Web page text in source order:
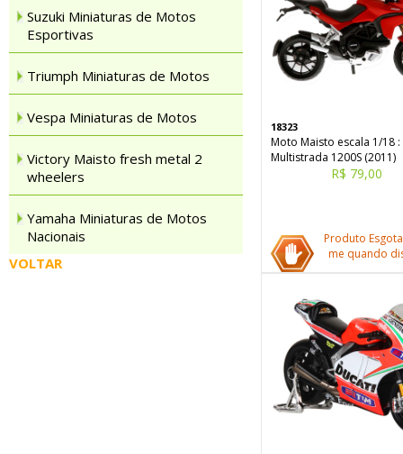
Suzuki Miniaturas de Motos
Esportivas
Triumph Miniaturas de Motos
Vespa Miniaturas de Motos
Victory Maisto fresh metal 2
wheelers
Yamaha Miniaturas de Motos
Nacionais
VOLTAR
18323
Moto Maisto escala 1/18
Multistrada 1200S (2011)
R$ 79,00
Produto
me quando